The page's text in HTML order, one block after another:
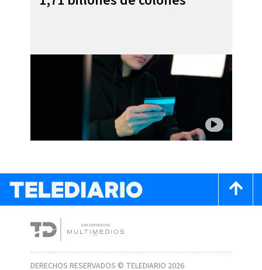
DERECHOS RESERVADOS © TELEDIARIO 2026